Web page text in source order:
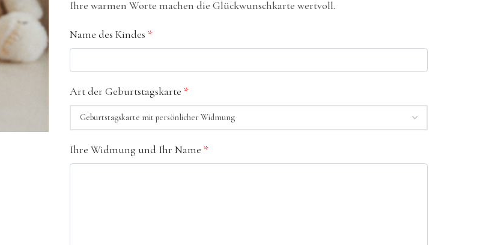
Ihre warmen Worte machen die Glückwunschkarte wertvoll.
Name des Kindes *
Art der Geburtstagskarte *
Ihre Widmung und Ihr Name *